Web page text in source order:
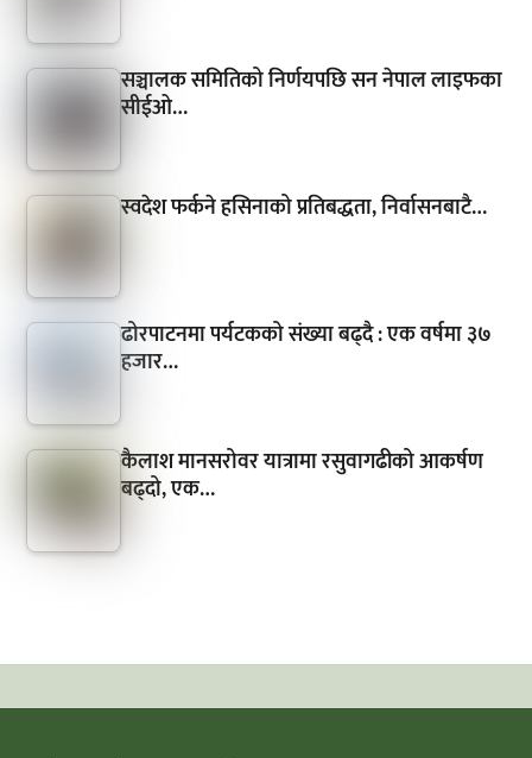
सञ्चालक समितिको निर्णयपछि सन नेपाल लाइफका
सीईओ…
स्वदेश फर्कने हसिनाको प्रतिबद्धता, निर्वासनबाटै…
ढोरपाटनमा पर्यटकको संख्या बढ्दै : एक वर्षमा ३७
हजार…
कैलाश मानसरोवर यात्रामा रसुवागढीको आकर्षण
बढ्दो, एक…